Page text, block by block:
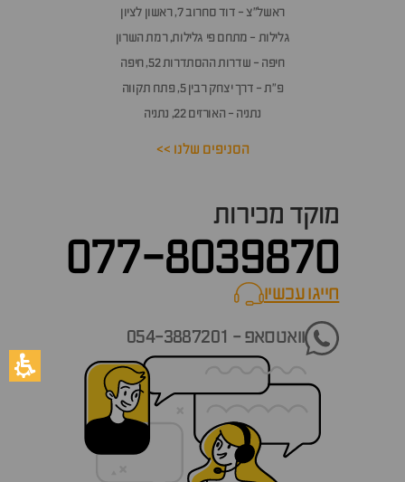
ראשל״צ - דוד סחרוב 7, ראשון לציון
גלילות - מתחם פי גלילות, רמת השרון
חיפה - שדרות ההסתדרות 52, חיפה
פ״ת - דרך יצחק רבין 5, פתח תקווה
נתניה - האורזים 22, נתניה
הסניפים שלנו >>
מוקד מכירות
077-8039870
חייגו עכשיוcall now
וואטסאפ - 054-3887201